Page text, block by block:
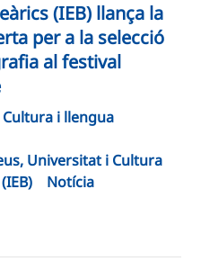
(IEB) llança la
per a la selecció
al festival
Cultura i llengua
Universitat i Cultura
Notícia